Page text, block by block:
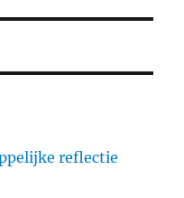
reflectie